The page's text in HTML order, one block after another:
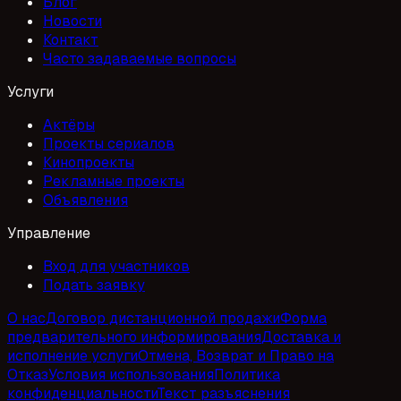
Новости
Контакт
Часто задаваемые вопросы
Услуги
Актёры
Проекты сериалов
Кинопроекты
Рекламные проекты
Объявления
Управление
Вход для участников
Подать заявку
О насДоговор дистанционной продажиФорма
предварительного информированияДоставка и
исполнение услугиОтмена, Возврат и Право на
ОтказУсловия использованияПолитика
конфиденциальностиТекст разъяснения